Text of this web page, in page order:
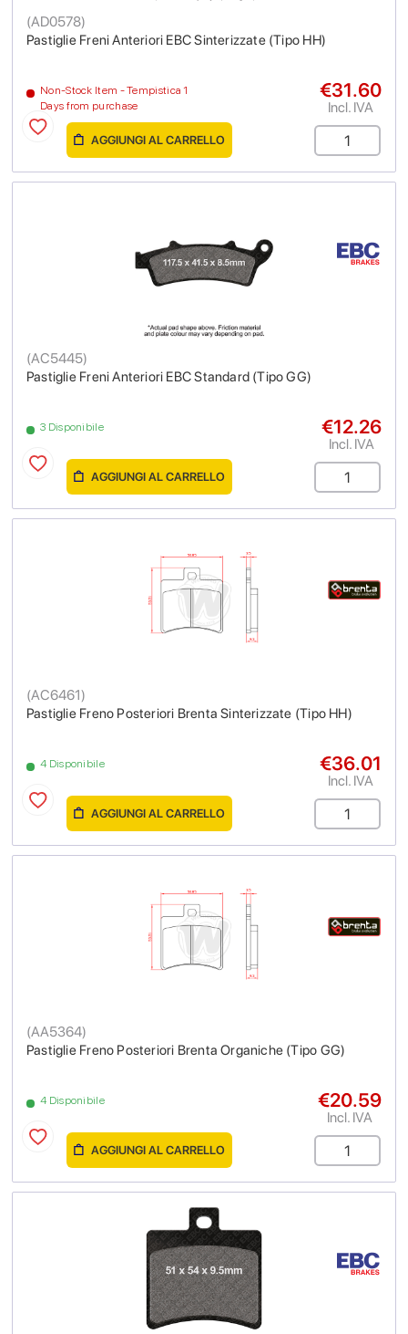
Pastiglie Freni Anteriori EBC Sinterizzate (Tipo HH)
(AD0578)
Non-Stock Item - Tempistica 1
Days from purchase
€31.60
Incl. IVA
AGGIUNGI AL CARRELLO
Pastiglie Freni Anteriori EBC Standard (Tipo GG)
(AC5445)
3 Disponibile €12.26
Incl. IVA
AGGIUNGI AL CARRELLO
Pastiglie Freno Posteriori Brenta Sinterizzate (Tipo HH)
(AC6461)
4 Disponibile €36.01
Incl. IVA
AGGIUNGI AL CARRELLO
Pastiglie Freno Posteriori Brenta Organiche (Tipo GG)
(AA5364)
4 Disponibile €20.59
Incl. IVA
AGGIUNGI AL CARRELLO